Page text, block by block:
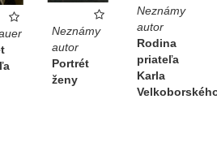
Neznámy
autor
Portrét
ženy
Neznámy
autor
Rodina
priateľa
Karla